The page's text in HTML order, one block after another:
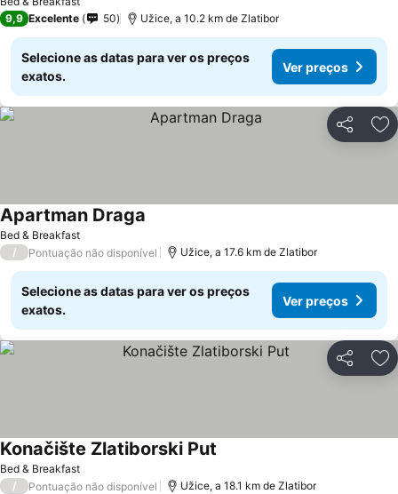
9,9 Excelente 50 Užice, a 10.2 km de Zlatibor
Selecione as datas para ver os preços
exatos.
Ver preços
Partilhar
Bed & Breakfast
Apartman Draga
/ Pontuação não disponível Užice, a 17.6 km de Zlatibor
Selecione as datas para ver os preços
exatos.
Ver preços
Partilhar
Bed & Breakfast
Konačište Zlatiborski Put
/ Pontuação não disponível Užice, a 18.1 km de Zlatibor